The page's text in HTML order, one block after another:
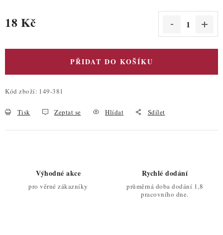
18 Kč
PŘIDAT DO KOŠÍKU
Kód zboží: 149-381
Tisk Zeptat se Hlídat Sdílet
Výhodné akce
pro věrné zákazníky
Rychlé dodání
průměrná doba dodání 1,8
pracovního dne.